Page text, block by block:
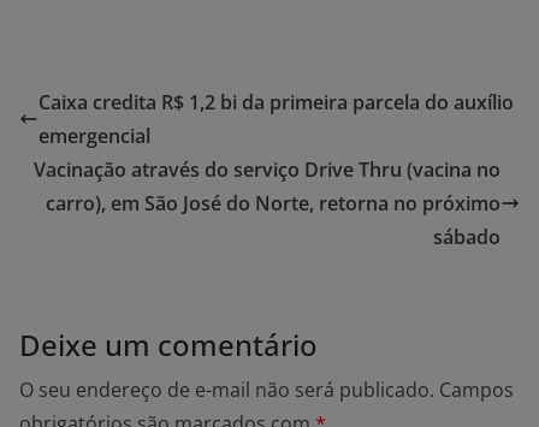
Caixa credita R$ 1,2 bi da primeira parcela do auxílio
emergencial
Vacinação através do serviço Drive Thru (vacina no
carro), em São José do Norte, retorna no próximo
sábado
Deixe um comentário
O seu endereço de e-mail não será publicado. Campos